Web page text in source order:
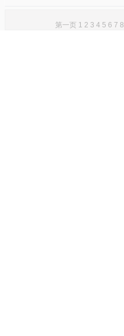
第一页 1 2 3 4 5 6 7 8